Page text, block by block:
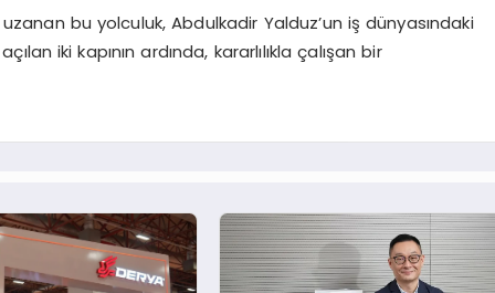
bu yolculuk, Abdulkadir Yalduz’un iş dünyasındaki
iki kapının ardında, kararlılıkla çalışan bir